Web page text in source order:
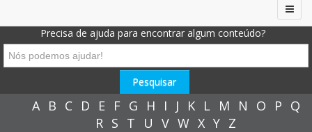
Precisa de ajuda para encontrar algum conteúdo?
A B C D E F G H I J K L M N O P Q
R S T U V W X Y Z